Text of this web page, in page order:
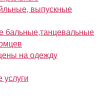
выпускные
бальные,танцевальные
на одежду